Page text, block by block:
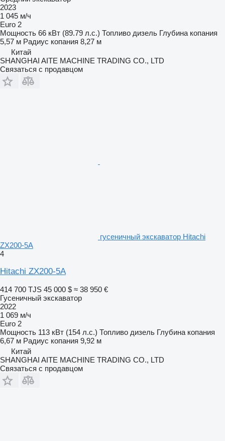
2023
1 045 м/ч
Euro 2
Мощность 66 кВт (89.79 л.с.) Топливо дизель Глубина копания
5,57 м Радиус копания 8,27 м
Китай
SHANGHAI AITE MACHINE TRADING CO., LTD
Связаться с продавцом
гусеничный экскаватор Hitachi
ZX200-5A
4
Hitachi ZX200-5A
414 700 TJS 45 000 $ ≈ 38 950 €
Гусеничный экскаватор
2022
1 069 м/ч
Euro 2
Мощность 113 кВт (154 л.с.) Топливо дизель Глубина копания
6,67 м Радиус копания 9,92 м
Китай
SHANGHAI AITE MACHINE TRADING CO., LTD
Связаться с продавцом